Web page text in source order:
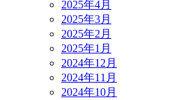
2025年4月
2025年3月
2025年2月
2025年1月
2024年12月
2024年11月
2024年10月